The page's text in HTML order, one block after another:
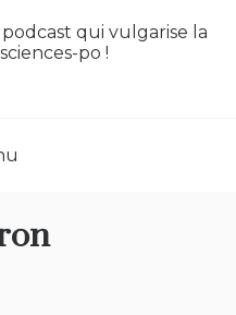
qui vulgarise la
po !